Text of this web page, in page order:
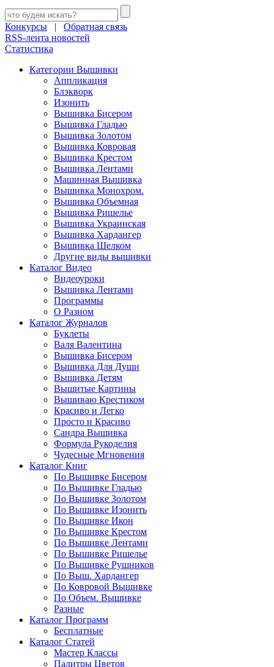
Конкурсы | Обратная связь
RSS-лента новостей
Статистика
Категории Вышивки
Аппликация
Блэкворк
Изонить
Вышивка Бисером
Вышивка Гладью
Вышивка Золотом
Вышивка Ковровая
Вышивка Крестом
Вышивка Лентами
Машинная Вышивка
Вышивка Монохром.
Вышивка Объемная
Вышивка Ришелье
Вышивка Украинская
Вышивка Хардангер
Вышивка Шелком
Другие виды вышивки
Каталог Видео
Видеоуроки
Вышивка Лентами
Программы
О Разном
Каталог Журналов
Буклеты
Валя Валентина
Вышивка Бисером
Вышивка Для Души
Вышивка Детям
Вышитые Картины
Вышиваю Крестиком
Красиво и Легко
Просто и Красиво
Сандра Вышивка
Формула Рукоделия
Чудесные Мгновения
Каталог Книг
По Вышивке Бисером
По Вышивке Гладью
По Вышивке Золотом
По Вышивке Изонить
По Вышивке Икон
По Вышивке Крестом
По Вышивке Лентами
По Вышивке Ришелье
По Вышивке Рушников
По Выш. Хардангер
По Ковровой Вышивке
По Объем. Вышивке
Разные
Каталог Программ
Бесплатные
Каталог Статей
Мастер Классы
Палитры Цветов